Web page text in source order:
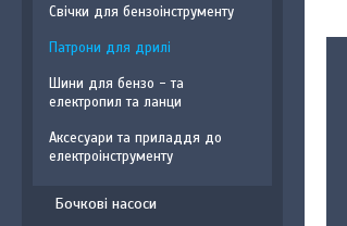
Свічки для бензоінструменту
Патрони для дрилі
Шини для бензо - та
електропил та ланци
Аксесуари та приладдя до
електроінструменту
Бочкові насоси